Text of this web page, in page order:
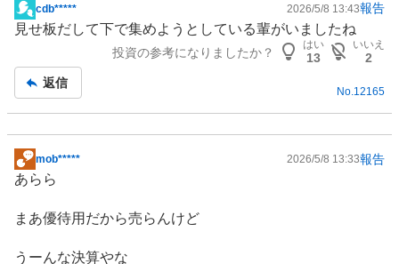
掲
示
事
cdb***** 2026/5/8 13:43報告
見せ板だして下で集めようとしている輩がいましたね
投資の参考になりましたか？
はい
13
いいえ
2
返信
No.12165
掲
示
記
mob***** 2026/5/8 13:33報告
あらら
まあ優待用だから売らんけど
うーんな決算やな